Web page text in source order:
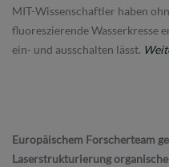
MIT-Wissenschaftler haben
fluoreszierende Wasserkresse
ein- und ausschalten lässt.
Europäischem Forscherteam
Laserstrukturierung